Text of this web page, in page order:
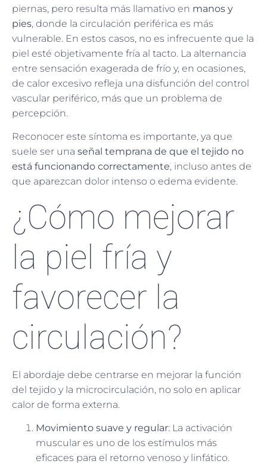
piernas, pero resulta más llamativo en manos y
pies, donde la circulación periférica es más
vulnerable. En estos casos, no es infrecuente que la
piel esté objetivamente fría al tacto. La alternancia
entre sensación exagerada de frío y, en ocasiones,
de calor excesivo refleja una disfunción del control
vascular periférico, más que un problema de
percepción.
Reconocer este síntoma es importante, ya que
suele ser una señal temprana de que el tejido no
está funcionando correctamente, incluso antes de
que aparezcan dolor intenso o edema evidente.
¿Cómo mejorar
la piel fría y
favorecer la
circulación?
El abordaje debe centrarse en mejorar la función
del tejido y la microcirculación, no solo en aplicar
calor de forma externa.
Movimiento suave y regular: La activación
muscular es uno de los estímulos más
eficaces para el retorno venoso y linfático.